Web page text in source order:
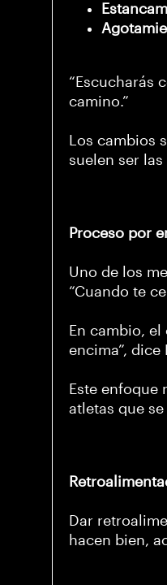
“Escucharás
camino.”
Los cambios
suelen ser
Proceso por
Uno de los
“Cuando te
En cambio,
encima”, dice
Este
atletas que
Dar
hacen bien,